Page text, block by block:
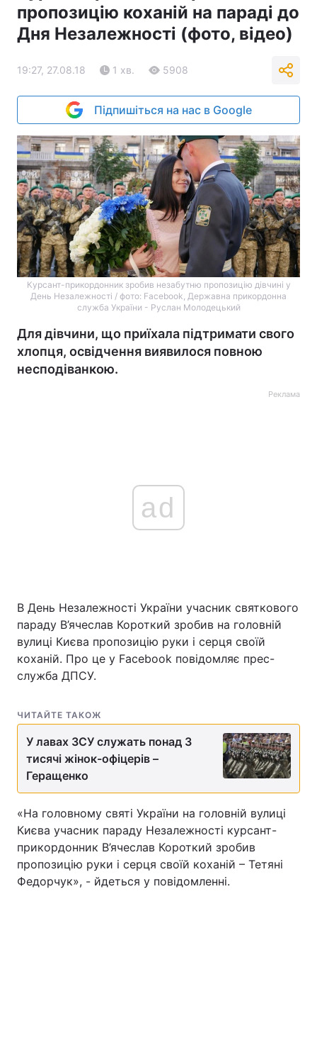
пропозицію коханій на параді до
Дня Незалежності (фото, відео)
19:27, 27.08.18 1 хв. 5908
Підпишіться на нас в Google
Курсант-прикордонник зробив незабутню пропозицію дівчині у
День Незалежності / фото: Facebook, Державна прикордонна
служба України - Руслан Молодецький
Для дівчини, що приїхала підтримати свого
хлопця, освідчення виявилося повною
несподіванкою.
Реклама
ad
В День Незалежності України учасник святкового
параду В’ячеслав Короткий зробив на головній
вулиці Києва пропозицію руки і серця своїй
коханій. Про це у Facebook повідомляє прес-
служба ДПСУ.
ЧИТАЙТЕ ТАКОЖ
У лавах ЗСУ служать понад 3
тисячі жінок-офіцерів –
Геращенко
«На головному святі України на головній вулиці
Києва учасник параду Незалежності курсант-
прикордонник В’ячеслав Короткий зробив
пропозицію руки і серця своїй коханій – Тетяні
Федорчук», - йдеться у повідомленні.